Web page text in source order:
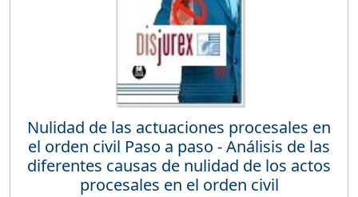
Nulidad de las actuaciones procesales en
el orden civil Paso a paso - Análisis de las
diferentes causas de nulidad de los actos
procesales en el orden civil